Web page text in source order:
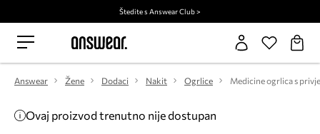
Štedite s Answear Club >
Answear Žene Dodaci Nakit Ogrlice
Ovaj proizvod trenutno nije dostupan